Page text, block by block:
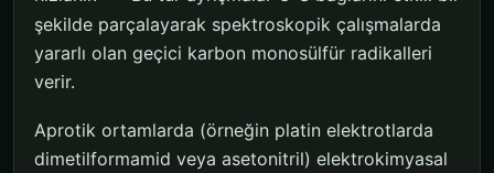
şekilde parçalayarak spektroskopik çalışmalarda
yararlı olan geçici karbon monosülfür radikalleri
verir.
Aprotik ortamlarda (örneğin platin elektrotlarda
dimetilformamid veya asetonitril) elektrokimyasal